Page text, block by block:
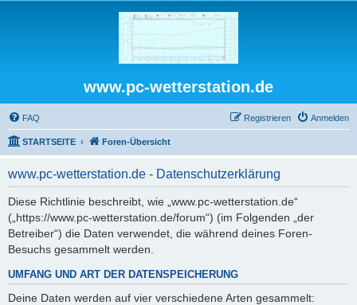
www.pc-wetterstation.de
FAQ Anmelden
Registrieren
STARTSEITE Foren-Übersicht
www.pc-wetterstation.de - Datenschutzerklärung
Diese Richtlinie beschreibt, wie „www.pc-wetterstation.de“
(„https://www.pc-wetterstation.de/forum“) (im Folgenden „der
Betreiber“) die Daten verwendet, die während deines Foren-
Besuchs gesammelt werden.
UMFANG UND ART DER DATENSPEICHERUNG
Deine Daten werden auf vier verschiedene Arten gesammelt: